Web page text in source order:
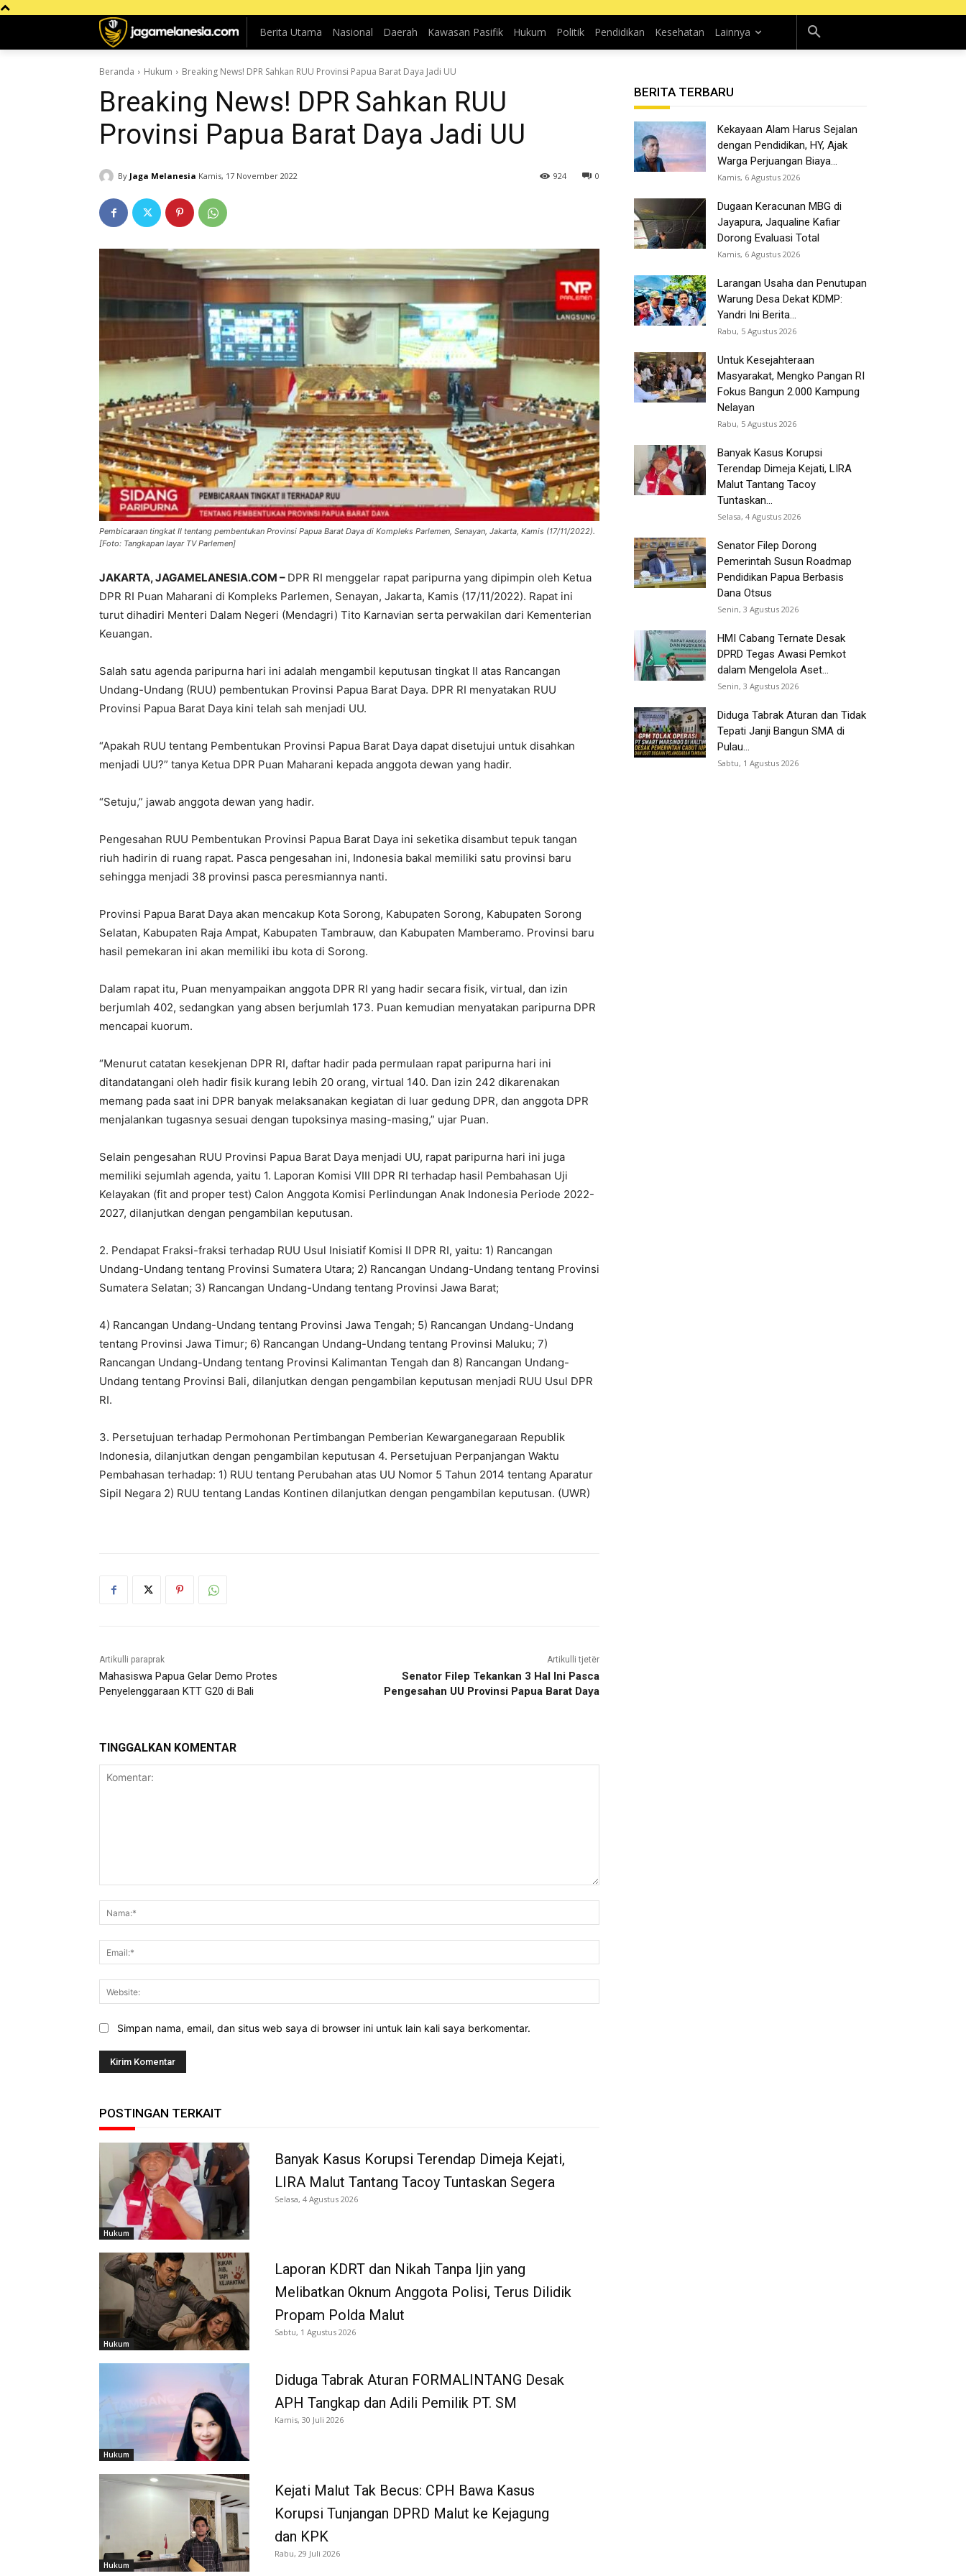
Berita Utama Nasional Daerah Kawasan Pasifik Hukum Politik Pendidikan Kesehatan Lainnya
Beranda Hukum Breaking News! DPR Sahkan RUU Provinsi Papua Barat Daya Jadi UU
Breaking News! DPR Sahkan RUU
Provinsi Papua Barat Daya Jadi UU
By Jaga Melanesia Kamis, 17 November 2022 0
924
Pembicaraan tingkat II tentang pembentukan Provinsi Papua Barat Daya di Kompleks Parlemen, Senayan, Jakarta, Kamis (17/11/2022).
[Foto: Tangkapan layar TV Parlemen]
JAKARTA, JAGAMELANESIA.COM – DPR RI menggelar rapat paripurna yang dipimpin oleh Ketua
DPR RI Puan Maharani di Kompleks Parlemen, Senayan, Jakarta, Kamis (17/11/2022). Rapat ini
turut dihadiri Menteri Dalam Negeri (Mendagri) Tito Karnavian serta perwakilan dari Kementerian
Keuangan.
Salah satu agenda paripurna hari ini adalah mengambil keputusan tingkat II atas Rancangan
Undang-Undang (RUU) pembentukan Provinsi Papua Barat Daya. DPR RI menyatakan RUU
Provinsi Papua Barat Daya kini telah sah menjadi UU.
“Apakah RUU tentang Pembentukan Provinsi Papua Barat Daya dapat disetujui untuk disahkan
menjadi UU?” tanya Ketua DPR Puan Maharani kepada anggota dewan yang hadir.
“Setuju,” jawab anggota dewan yang hadir.
Pengesahan RUU Pembentukan Provinsi Papua Barat Daya ini seketika disambut tepuk tangan
riuh hadirin di ruang rapat. Pasca pengesahan ini, Indonesia bakal memiliki satu provinsi baru
sehingga menjadi 38 provinsi pasca peresmiannya nanti.
Provinsi Papua Barat Daya akan mencakup Kota Sorong, Kabupaten Sorong, Kabupaten Sorong
Selatan, Kabupaten Raja Ampat, Kabupaten Tambrauw, dan Kabupaten Mamberamo. Provinsi baru
hasil pemekaran ini akan memiliki ibu kota di Sorong.
Dalam rapat itu, Puan menyampaikan anggota DPR RI yang hadir secara fisik, virtual, dan izin
berjumlah 402, sedangkan yang absen berjumlah 173. Puan kemudian menyatakan paripurna DPR
mencapai kuorum.
“Menurut catatan kesekjenan DPR RI, daftar hadir pada permulaan rapat paripurna hari ini
ditandatangani oleh hadir fisik kurang lebih 20 orang, virtual 140. Dan izin 242 dikarenakan
memang pada saat ini DPR banyak melaksanakan kegiatan di luar gedung DPR, dan anggota DPR
menjalankan tugasnya sesuai dengan tupoksinya masing-masing,” ujar Puan.
Selain pengesahan RUU Provinsi Papua Barat Daya menjadi UU, rapat paripurna hari ini juga
memiliki sejumlah agenda, yaitu 1. Laporan Komisi VIII DPR RI terhadap hasil Pembahasan Uji
Kelayakan (fit and proper test) Calon Anggota Komisi Perlindungan Anak Indonesia Periode 2022-
2027, dilanjutkan dengan pengambilan keputusan.
2. Pendapat Fraksi-fraksi terhadap RUU Usul Inisiatif Komisi II DPR RI, yaitu: 1) Rancangan
Undang-Undang tentang Provinsi Sumatera Utara; 2) Rancangan Undang-Undang tentang Provinsi
Sumatera Selatan; 3) Rancangan Undang-Undang tentang Provinsi Jawa Barat;
4) Rancangan Undang-Undang tentang Provinsi Jawa Tengah; 5) Rancangan Undang-Undang
tentang Provinsi Jawa Timur; 6) Rancangan Undang-Undang tentang Provinsi Maluku; 7)
Rancangan Undang-Undang tentang Provinsi Kalimantan Tengah dan 8) Rancangan Undang-
Undang tentang Provinsi Bali, dilanjutkan dengan pengambilan keputusan menjadi RUU Usul DPR
RI.
3. Persetujuan terhadap Permohonan Pertimbangan Pemberian Kewarganegaraan Republik
Indonesia, dilanjutkan dengan pengambilan keputusan 4. Persetujuan Perpanjangan Waktu
Pembahasan terhadap: 1) RUU tentang Perubahan atas UU Nomor 5 Tahun 2014 tentang Aparatur
Sipil Negara 2) RUU tentang Landas Kontinen dilanjutkan dengan pengambilan keputusan. (UWR)
Artikulli paraprak
Mahasiswa Papua Gelar Demo Protes
Penyelenggaraan KTT G20 di Bali
Artikulli tjetër
Senator Filep Tekankan 3 Hal Ini Pasca
Pengesahan UU Provinsi Papua Barat Daya
TINGGALKAN KOMENTAR
Simpan nama, email, dan situs web saya di browser ini untuk lain kali saya berkomentar.
POSTINGAN TERKAIT
Hukum
Banyak Kasus Korupsi Terendap Dimeja Kejati,
LIRA Malut Tantang Tacoy Tuntaskan Segera
Selasa, 4 Agustus 2026
Hukum
Laporan KDRT dan Nikah Tanpa Ijin yang
Melibatkan Oknum Anggota Polisi, Terus Dilidik
Propam Polda Malut
Sabtu, 1 Agustus 2026
Hukum
Diduga Tabrak Aturan FORMALINTANG Desak
APH Tangkap dan Adili Pemilik PT. SM
Kamis, 30 Juli 2026
Hukum
Kejati Malut Tak Becus: CPH Bawa Kasus
Korupsi Tunjangan DPRD Malut ke Kejagung
dan KPK
Rabu, 29 Juli 2026
BERITA TERBARU
Kekayaan Alam Harus Sejalan
dengan Pendidikan, HY, Ajak
Warga Perjuangan Biaya...
Kamis, 6 Agustus 2026
Dugaan Keracunan MBG di
Jayapura, Jaqualine Kafiar
Dorong Evaluasi Total
Kamis, 6 Agustus 2026
Larangan Usaha dan Penutupan
Warung Desa Dekat KDMP:
Yandri Ini Berita...
Rabu, 5 Agustus 2026
Untuk Kesejahteraan
Masyarakat, Mengko Pangan RI
Fokus Bangun 2.000 Kampung
Nelayan
Rabu, 5 Agustus 2026
Banyak Kasus Korupsi
Terendap Dimeja Kejati, LIRA
Malut Tantang Tacoy
Tuntaskan...
Selasa, 4 Agustus 2026
Senator Filep Dorong
Pemerintah Susun Roadmap
Pendidikan Papua Berbasis
Dana Otsus
Senin, 3 Agustus 2026
HMI Cabang Ternate Desak
DPRD Tegas Awasi Pemkot
dalam Mengelola Aset...
Senin, 3 Agustus 2026
Diduga Tabrak Aturan dan Tidak
Tepati Janji Bangun SMA di
Pulau...
Sabtu, 1 Agustus 2026